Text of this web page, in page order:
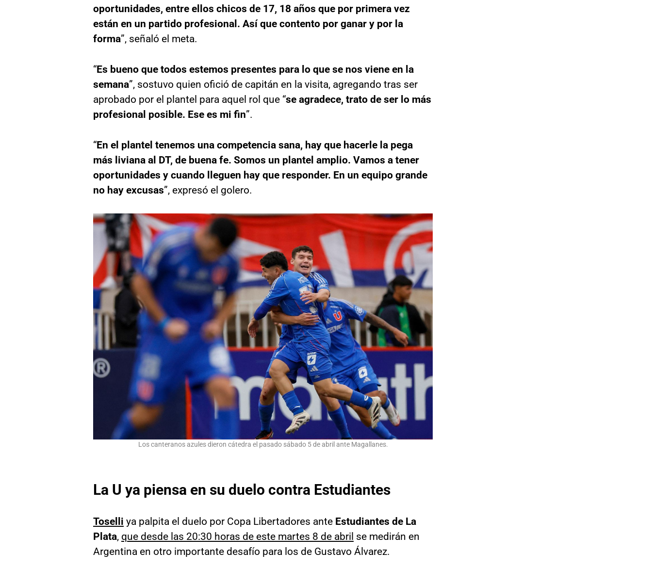
oportunidades, entre ellos chicos de 17, 18 años que por primera vez
están en un partido profesional. Así que contento por ganar y por la
forma”, señaló el meta.
“Es bueno que todos estemos presentes para lo que se nos viene en la
semana”, sostuvo quien ofició de capitán en la visita, agregando tras ser
aprobado por el plantel para aquel rol que “se agradece, trato de ser lo más
profesional posible. Ese es mi fin”.
“En el plantel tenemos una competencia sana, hay que hacerle la pega
más liviana al DT, de buena fe. Somos un plantel amplio. Vamos a tener
oportunidades y cuando lleguen hay que responder. En un equipo grande
no hay excusas”, expresó el golero.
Los canteranos azules dieron cátedra el pasado sábado 5 de abril ante Magallanes.
La U ya piensa en su duelo contra Estudiantes
Toselli ya palpita el duelo por Copa Libertadores ante Estudiantes de La
Plata, que desde las 20:30 horas de este martes 8 de abril se medirán en
Argentina en otro importante desafío para los de Gustavo Álvarez.